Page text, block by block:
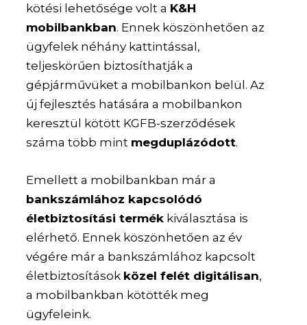
kötési lehetősége volt a K&H
mobilbankban. Ennek köszönhetően az
ügyfelek néhány kattintással,
teljeskörűen biztosíthatják a
gépjárművüket a mobilbankon belül. Az
új fejlesztés hatására a mobilbankon
keresztül kötött KGFB-szerződések
száma több mint megduplázódott.
Emellett a mobilbankban már a
bankszámlához kapcsolódó
életbiztosítási termék kiválasztása is
elérhető. Ennek köszönhetően az év
végére már a bankszámlához kapcsolt
életbiztosítások közel felét digitálisan,
a mobilbankban kötötték meg
ügyfeleink.